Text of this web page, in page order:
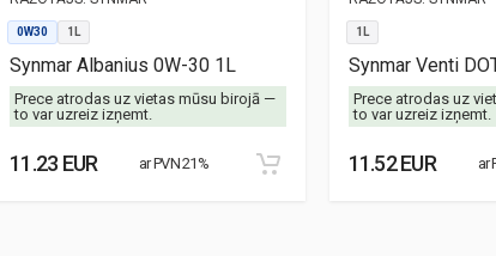
0W30 1L
Synmar Albanius 0W-30 1L
Prece atrodas uz vietas mūsu birojā —
to var uzreiz izņemt.
11.23 EUR ar PVN 21%
1L
Synmar Venti
Prece atrodas uz
to var uzreiz izņemt.
11.52 EUR ar